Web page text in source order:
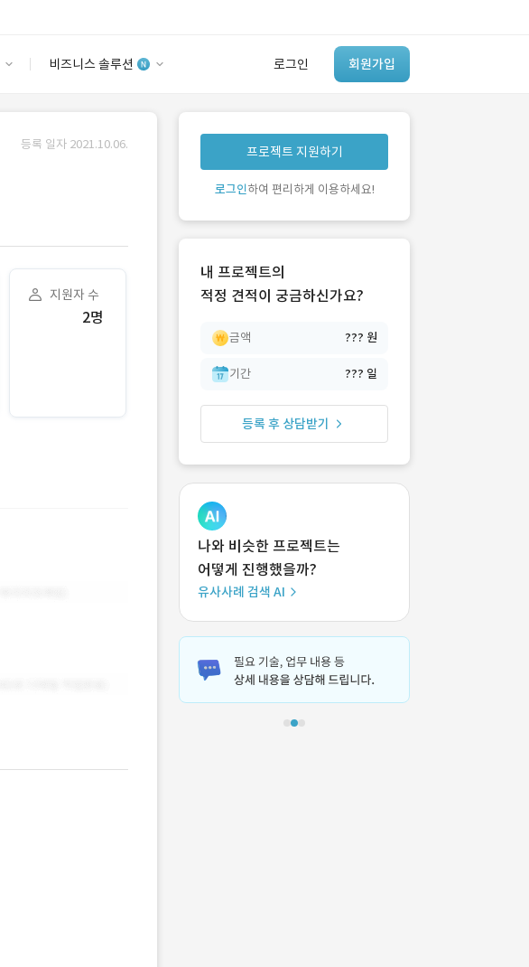
비즈니스 솔루션 로그인 회원가입
안심 코드 케어
유사사례 검색 AI
‘이런 거’ 만들어본
개발 회사 있어?
등록 일자 2021.10.06.
지원자 수
2명
프로젝트 지원하기
로그인하여 편리하게 이용하세요!
내 프로젝트의
적정 견적이 궁금하신가요?
금액 ??? 원
기간 ??? 일
등록 후 상담받기
나와 비슷한 프로젝트는
어떻게 진행했을까?
유사사례 검색 AI